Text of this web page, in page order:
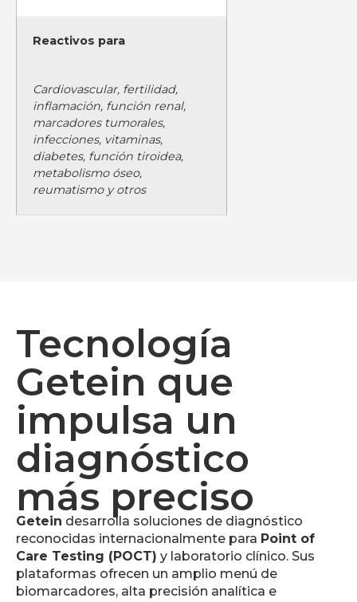
Reactivos para
Cardiovascular, fertilidad,
inflamación, función renal,
marcadores tumorales,
infecciones, vitaminas,
diabetes, función tiroidea,
metabolismo óseo,
reumatismo y otros
Tecnología
Getein que
impulsa un
diagnóstico
más preciso
Getein desarrolla soluciones de diagnóstico
reconocidas internacionalmente para Point of
Care Testing (POCT) y laboratorio clínico. Sus
plataformas ofrecen un amplio menú de
biomarcadores, alta precisión analítica e